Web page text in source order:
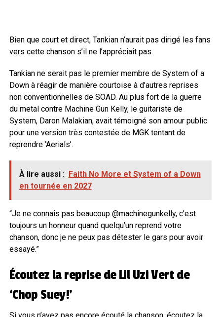
Bien que court et direct, Tankian n’aurait pas dirigé les fans
vers cette chanson s’il ne l’appréciait pas.
Tankian ne serait pas le premier membre de System of a
Down à réagir de manière courtoise à d’autres reprises
non conventionnelles de SOAD. Au plus fort de la guerre
du metal contre Machine Gun Kelly, le guitariste de
System, Daron Malakian, avait témoigné son amour public
pour une version très contestée de MGK tentant de
reprendre ‘Aerials’.
À lire aussi : Faith No More et System of a Down
en tournée en 2027
“Je ne connais pas beaucoup @machinegunkelly, c’est
toujours un honneur quand quelqu’un reprend votre
chanson, donc je ne peux pas détester le gars pour avoir
essayé.”
Écoutez la reprise de Lil Uzi Vert de
‘Chop Suey!’